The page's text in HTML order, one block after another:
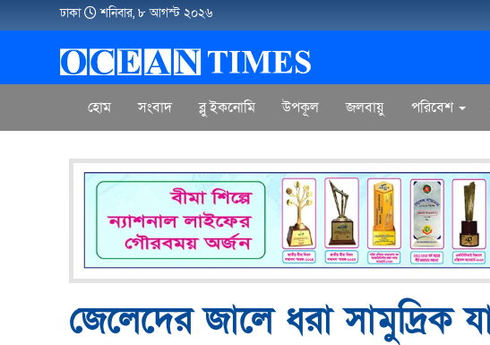
ঢাকা শনিবার, ৮ আগস্ট ২০২৬
হোম সংবাদ ব্লু ইকনোমি উপকূল জলবায়ু পরিবেশ
জেলেদের জালে ধরা সামুদ্রিক